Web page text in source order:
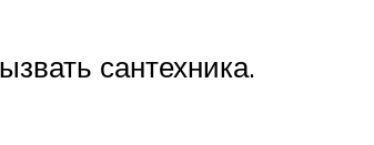
сантехника.